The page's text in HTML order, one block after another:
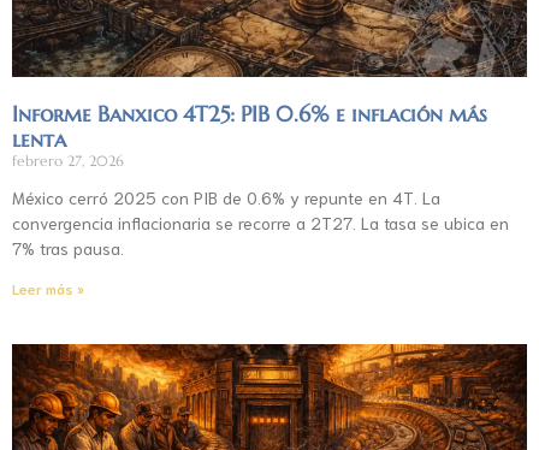
Informe Banxico 4T25: PIB 0.6% e inflación más
lenta
febrero 27, 2026
México cerró 2025 con PIB de 0.6% y repunte en 4T. La
convergencia inflacionaria se recorre a 2T27. La tasa se ubica en
7% tras pausa.
Leer más »